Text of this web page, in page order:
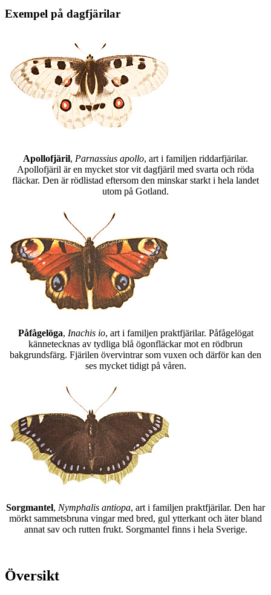
Exempel på dagfjärilar
Apollofjäril, Parnassius apollo, art i familjen riddarfjärilar.
Apollofjäril är en mycket stor vit dagfjäril med svarta och röda
fläckar. Den är rödlistad eftersom den minskar starkt i hela landet
utom på Gotland.
Påfågelöga, Inachis io, art i familjen praktfjärilar. Påfågelögat
kännetecknas av tydliga blå ögonfläckar mot en rödbrun
bakgrundsfärg. Fjärilen övervintrar som vuxen och därför kan den
ses mycket tidigt på våren.
Sorgmantel, Nymphalis antiopa, art i familjen praktfjärilar. Den har
mörkt sammetsbruna vingar med bred, gul ytterkant och äter bland
annat sav och rutten frukt. Sorgmantel finns i hela Sverige.
Översikt